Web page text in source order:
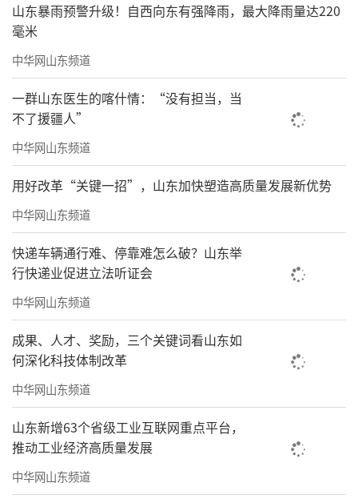
山东暴雨预警升级！自西向东有强降雨，最大降雨量达220
毫米
中华网山东频道
一群山东医生的喀什情：“没有担当，当
不了援疆人”
中华网山东频道
用好改革“关键一招”，山东加快塑造高质量发展新优势
中华网山东频道
快递车辆通行难、停靠难怎么破？山东举
行快递业促进立法听证会
中华网山东频道
成果、人才、奖励，三个关键词看山东如
何深化科技体制改革
中华网山东频道
山东新增63个省级工业互联网重点平台，
推动工业经济高质量发展
中华网山东频道